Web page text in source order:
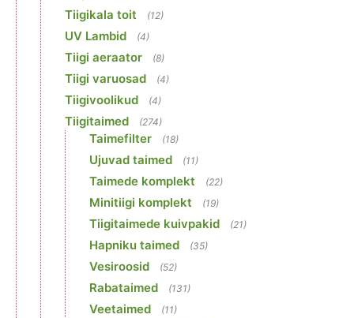
Tiigikala toit (12)
UV Lambid (4)
Tiigi aeraator (8)
Tiigi varuosad (4)
Tiigivoolikud (4)
Tiigitaimed (274)
Taimefilter (18)
Ujuvad taimed (11)
Taimede komplekt (22)
Minitiigi komplekt (19)
Tiigitaimede kuivpakid (21)
Hapniku taimed (35)
Vesiroosid (52)
Rabataimed (131)
Veetaimed (11)